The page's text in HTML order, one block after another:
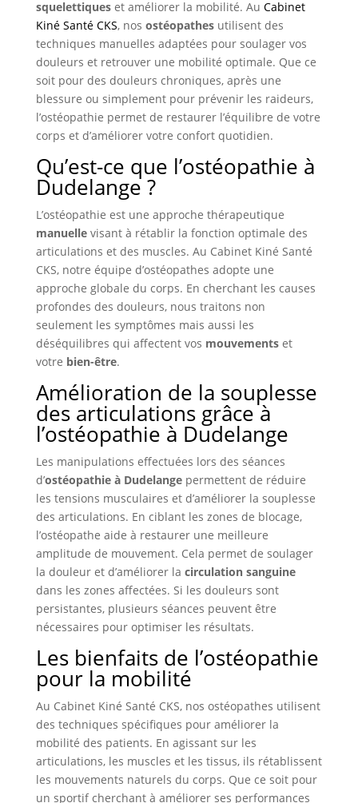
squelettiqueset améliorer la mobilité. Au Cabinet
Kiné Santé CKS, nos ostéopathesutilisent des
techniques manuelles adaptées pour soulager vos
douleurs et retrouver une mobilité optimale. Que ce
soit pour des douleurs chroniques, après une
blessure ou simplement pour prévenir les raideurs,
l’ostéopathie permet de restaurer l’équilibre de votre
corps et d’améliorer votre confort quotidien.
Qu’est-ce que l’ostéopathie à
Dudelange ?
L’ostéopathie est une approche thérapeutique
manuellevisant à rétablir la fonction optimale des
articulations et des muscles. Au Cabinet Kiné Santé
CKS, notre équipe d’ostéopathes adopte une
approche globale du corps. En cherchant les causes
profondes des douleurs, nous traitons non
seulement les symptômes mais aussi les
déséquilibres qui affectent vos mouvementset
votre bien-être.
Amélioration de la souplesse
des articulations grâce à
l’ostéopathie à Dudelange
Les manipulations effectuées lors des séances
d’ostéopathie à Dudelangepermettent de réduire
les tensions musculaires et d’améliorer la souplesse
des articulations. En ciblant les zones de blocage,
l’ostéopathe aide à restaurer une meilleure
amplitude de mouvement. Cela permet de soulager
la douleur et d’améliorer la circulation sanguine
dans les zones affectées. Si les douleurs sont
persistantes, plusieurs séances peuvent être
nécessaires pour optimiser les résultats.
Les bienfaits de l’ostéopathie
pour la mobilité
Au Cabinet Kiné Santé CKS, nos ostéopathes utilisent
des techniques spécifiques pour améliorer la
mobilité des patients. En agissant sur les
articulations, les muscles et les tissus, ils rétablissent
les mouvements naturels du corps. Que ce soit pour
un sportif cherchant à améliorer ses performances